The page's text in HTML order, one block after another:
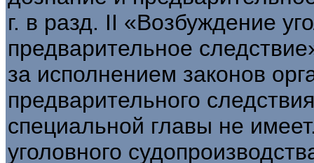
г. в разд. II «Возбуждение
предварительное
за исполнением законов
предварительного
специальной главы не
уголовного